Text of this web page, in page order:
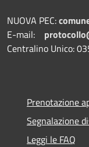
NUOVA PEC:
E-mail:
Centralino Unico:
Prenotazione
Segnalazione
Leggi le FAQ